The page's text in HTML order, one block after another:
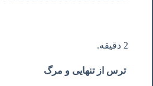
2 دقیقه.
ترس از تنهایی و مرگ